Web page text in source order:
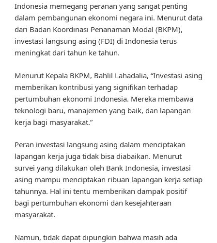
Indonesia memegang peranan yang sangat penting
dalam pembangunan ekonomi negara ini. Menurut data
dari Badan Koordinasi Penanaman Modal (BKPM),
investasi langsung asing (FDI) di Indonesia terus
meningkat dari tahun ke tahun.
Menurut Kepala BKPM, Bahlil Lahadalia, “Investasi asing
memberikan kontribusi yang signifikan terhadap
pertumbuhan ekonomi Indonesia. Mereka membawa
teknologi baru, manajemen yang baik, dan lapangan
kerja bagi masyarakat.”
Peran investasi langsung asing dalam menciptakan
lapangan kerja juga tidak bisa diabaikan. Menurut
survei yang dilakukan oleh Bank Indonesia, investasi
asing mampu menciptakan ribuan lapangan kerja setiap
tahunnya. Hal ini tentu memberikan dampak positif
bagi pertumbuhan ekonomi dan kesejahteraan
masyarakat.
Namun, tidak dapat dipungkiri bahwa masih ada